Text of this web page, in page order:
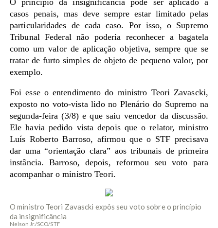
O princípio da insignificância pode ser aplicado a
casos penais, mas deve sempre estar limitado pelas
particularidades de cada caso. Por isso, o Supremo
Tribunal Federal não poderia reconhecer a bagatela
como um valor de aplicação objetiva, sempre que se
tratar de furto simples de objeto de pequeno valor, por
exemplo.
Foi esse o entendimento do ministro Teori Zavascki,
exposto no voto-vista lido no Plenário do Supremo na
segunda-feira (3/8) e que saiu vencedor da discussão.
Ele havia pedido vista depois que o relator, ministro
Luís Roberto Barroso, afirmou que o STF precisava
dar uma “orientação clara” aos tribunais de primeira
instância. Barroso, depois, reformou seu voto para
acompanhar o ministro Teori.
O ministro Teori Zavascki expôs seu voto sobre o princípio
da insignificância
Nelson Jr./SCO/STF